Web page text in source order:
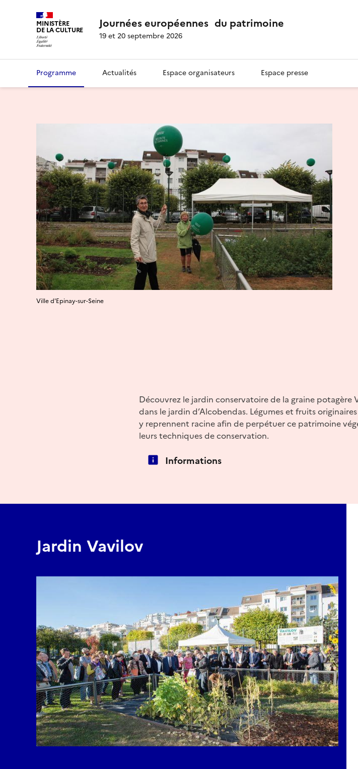
MINISTÈRE
DE LA CULTURE Journées européennes du patrimoine
19 et 20 septembre 2026
Programme Actualités Espace organisateurs Espace presse
Ville d'Epinay-sur-Seine
Découvrez le jardin conservatoire de la graine
dans le jardin d’Alcobendas. Légumes et fruits
y reprennent racine afin de perpétuer ce patrimoine
leurs techniques de conservation.
Informations
Jardin Vavilov